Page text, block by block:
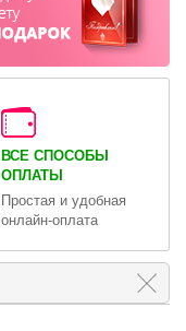
ВСЕ СПОСОБЫ
ОПЛАТЫ
Простая и удобная
онлайн-оплата